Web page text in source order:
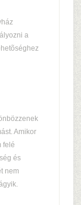
a
Amikor
felé
és
nem